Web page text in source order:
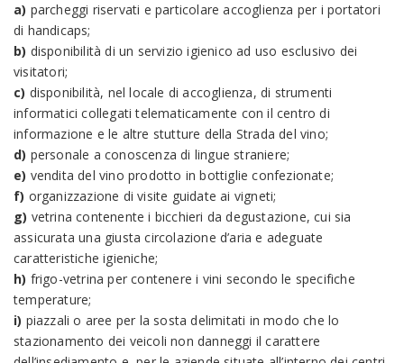
a) parcheggi riservati e particolare accoglienza per i portatori
di handicaps;
b) disponibilità di un servizio igienico ad uso esclusivo dei
visitatori;
c) disponibilità, nel locale di accoglienza, di strumenti
informatici collegati telematicamente con il centro di
informazione e le altre stutture della Strada del vino;
d) personale a conoscenza di lingue straniere;
e) vendita del vino prodotto in bottiglie confezionate;
f) organizzazione di visite guidate ai vigneti;
g) vetrina contenente i bicchieri da degustazione, cui sia
assicurata una giusta circolazione d’aria e adeguate
caratteristiche igieniche;
h) frigo-vetrina per contenere i vini secondo le specifiche
temperature;
i) piazzali o aree per la sosta delimitati in modo che lo
stazionamento dei veicoli non danneggi il carattere